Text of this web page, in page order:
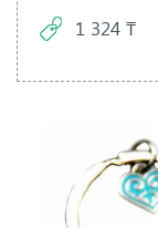
1 324 ₸